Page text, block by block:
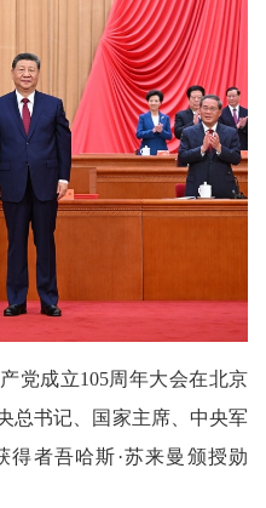
党成立105周年大会在北京
总书记、国家主席、中央军
得者吾哈斯·苏来曼颁授勋